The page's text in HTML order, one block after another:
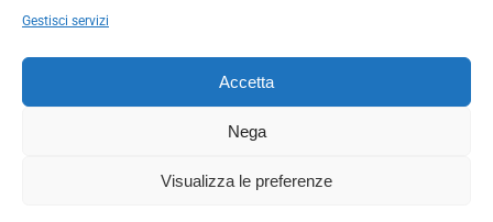
Gestisci servizi
Accetta
Nega
Visualizza le preferenze
La Società ha inoltre adottato un proprio Codice Etico, consultabile al seguente link:
Scarica il Codice Etico